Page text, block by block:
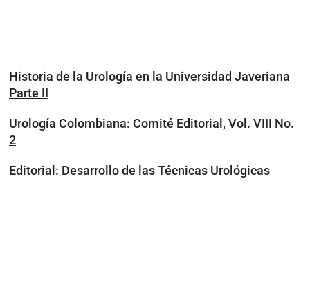
Historia de la Urología en la Universidad Javeriana
Parte II
Urología Colombiana: Comité Editorial, Vol. VIII No.
2
Editorial: Desarrollo de las Técnicas Urológicas